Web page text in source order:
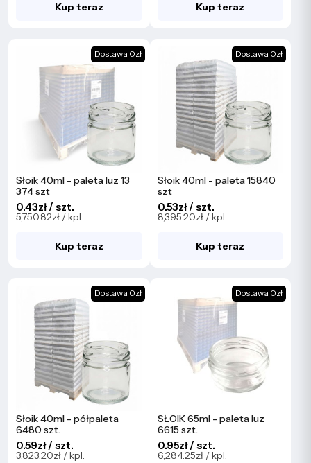
Kup teraz Kup teraz
Dostawa 0zł
Słoik 40ml - paleta luz 13
374 szt
0.43zł / szt.
5,750.82zł / kpl.
Kup teraz
Dostawa 0zł
Słoik 40ml - paleta 15840
szt
0.53zł / szt.
8,395.20zł / kpl.
Kup teraz
Dostawa 0zł
Słoik 40ml - półpaleta
6480 szt.
0.59zł / szt.
3,823.20zł / kpl.
Dostawa 0zł
SŁOIK 65ml - paleta luz
6615 szt.
0.95zł / szt.
6,284.25zł / kpl.